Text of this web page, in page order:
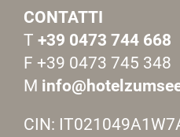
CONTATTI
T +39 0473 744 668
F +39 0473 745 348
M
CIN: